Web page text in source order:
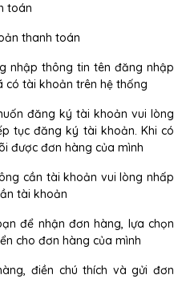
toán
thanh toán
nhập thông tin tên đăng nhập
tài khoản trên hệ thống
đăng ký tài khoản vui lòng
tục đăng ký tài khoản. Khi có
được đơn hàng của mình
cần tài khoản vui lòng nhấp
tài khoản
để nhận đơn hàng, lựa chọn
cho đơn hàng của mình
điền chú thích và gửi đơn